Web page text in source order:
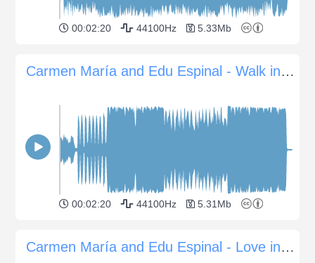
00:02:20 44100Hz 5.33Mb
Carmen María and Edu Espinal - Walk into Paradise
00:02:20 44100Hz 5.31Mb
Carmen María and Edu Espinal - Love in Mexico